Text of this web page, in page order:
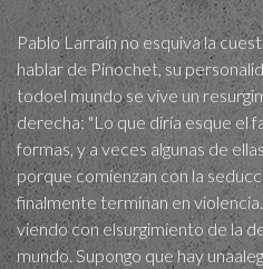
Pablo Larraín no esquiva la
hablar de Pinochet, su
todoel mundo se vive un
derecha: "Lo que diría esque el
formas, y a veces algunas de
porque comienzan con la
finalmente terminan en
viendo con elsurgimiento de la
mundo. Supongo que hay